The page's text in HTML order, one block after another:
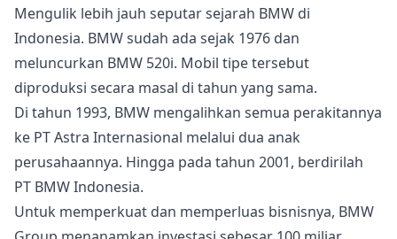
Mengulik lebih jauh seputar sejarah BMW di
Indonesia. BMW sudah ada sejak 1976 dan
meluncurkan BMW 520i. Mobil tipe tersebut
diproduksi secara masal di tahun yang sama.
Di tahun 1993, BMW mengalihkan semua perakitannya
ke PT Astra Internasional melalui dua anak
perusahaannya. Hingga pada tahun 2001, berdirilah
PT BMW Indonesia.
Untuk memperkuat dan memperluas bisnisnya, BMW